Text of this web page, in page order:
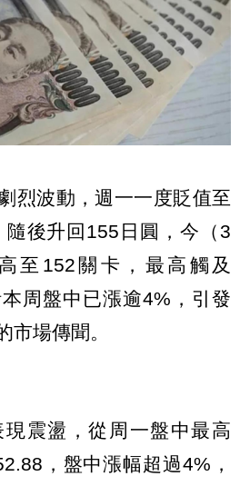
烈波動，週一一度貶值至
後升回155日圓，今（3
至152關卡，最高觸及
周盤中已漲逾4%，引發
市場傳聞。
現震盪，從周一盤中最高
，盤中漲幅超過4%，